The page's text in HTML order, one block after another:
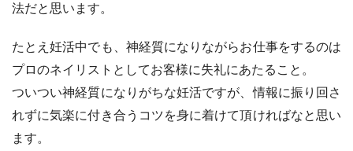
法だと思います。
たとえ妊活中でも、神経質になりながらお仕事をするのは
プロのネイリストとしてお客様に失礼にあたること。
ついつい神経質になりがちな妊活ですが、情報に振り回さ
れずに気楽に付き合うコツを身に着けて頂ければなと思い
ます。